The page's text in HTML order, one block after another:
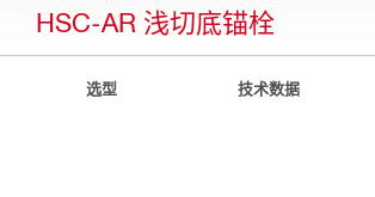
HSC-AR 浅切底锚栓
选型 技术数据